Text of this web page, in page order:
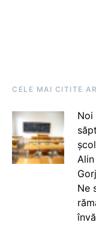
CELE MAI CITITE
Noi
Ne